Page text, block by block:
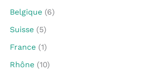
Belgique (6)
Suisse (5)
France (1)
Rhône (10)